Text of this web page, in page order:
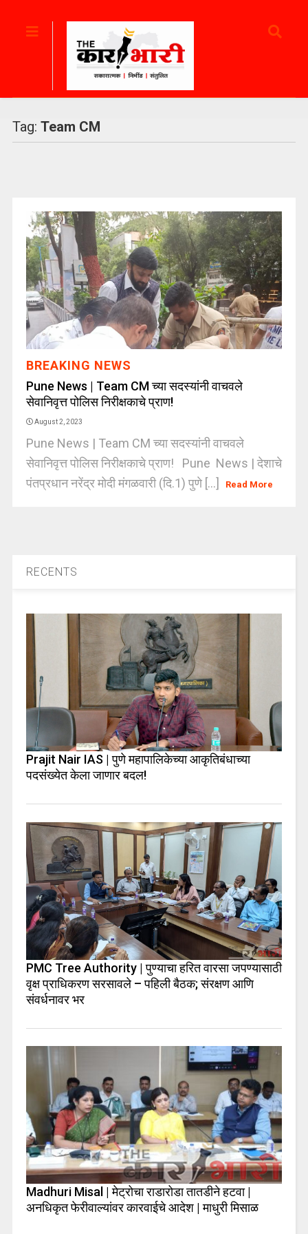
Tag: Team CM
BREAKING NEWS
Pune News | Team CM च्या सदस्यांनी वाचवले
सेवानिवृत्त पोलिस निरीक्षकाचे प्राण!
August 2, 2023
Pune News | Team CM च्या सदस्यांनी वाचवले
सेवानिवृत्त पोलिस निरीक्षकाचे प्राण! Pune News | देशाचे
पंतप्रधान नरेंद्र मोदी मंगळवारी (दि.1) पुणे [...]
Read More
RECENTS
Prajit Nair IAS | पुणे महापालिकेच्या आकृतिबंधाच्या
पदसंख्येत केला जाणार बदल!
PMC Tree Authority | पुण्याचा हरित वारसा जपण्यासाठी
वृक्ष प्राधिकरण सरसावले – पहिली बैठक; संरक्षण आणि
संवर्धनावर भर
Madhuri Misal | मेट्रोचा राडारोडा तातडीने हटवा |
अनधिकृत फेरीवाल्यांवर कारवाईचे आदेश | माधुरी मिसाळ